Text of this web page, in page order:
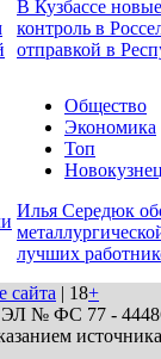
В Кузбассе
контроль в
отправкой в
Общество
Экономика
Топ
Илья Середюк
лучших
сайта | 18+
№ ФС 77 - 44486